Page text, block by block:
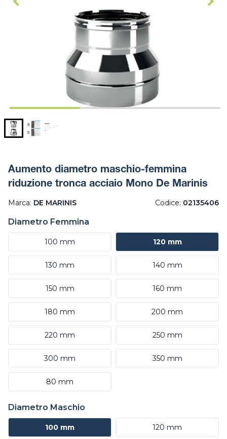
Aumento diametro maschio-femmina
riduzione tronca acciaio Mono De Marinis
Marca: DE MARINIS Codice: 02135406
Diametro Femmina
100 mm 120 mm
130 mm 140 mm
150 mm 160 mm
180 mm 200 mm
220 mm 250 mm
300 mm 350 mm
80 mm
Diametro Maschio
100 mm 120 mm